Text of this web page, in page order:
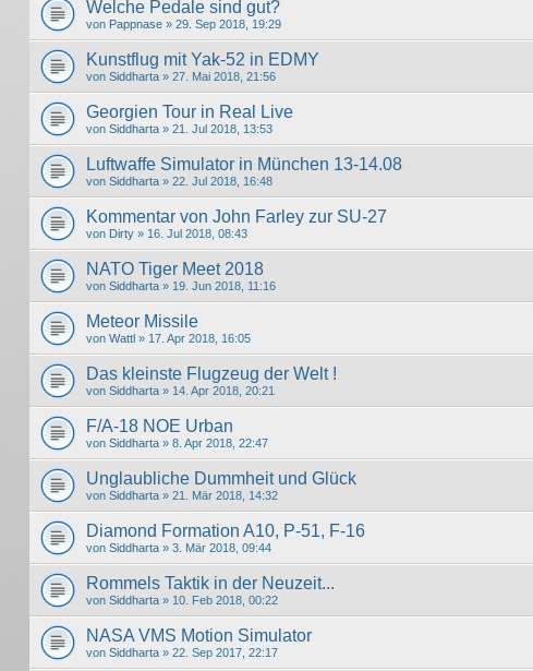
Welche Pedale sind gut?
von Pappnase » 29. Sep 2018, 19:29
Kunstflug mit Yak-52 in EDMY
von Siddharta » 27. Mai 2018, 21:56
Georgien Tour in Real Live
von Siddharta » 21. Jul 2018, 13:53
Luftwaffe Simulator in München 13-14.08
von Siddharta » 22. Jul 2018, 16:48
Kommentar von John Farley zur SU-27
von Dirty » 16. Jul 2018, 08:43
NATO Tiger Meet 2018
von Siddharta » 19. Jun 2018, 11:16
Meteor Missile
von Wattl » 17. Apr 2018, 16:05
Das kleinste Flugzeug der Welt !
von Siddharta » 14. Apr 2018, 20:21
F/A-18 NOE Urban
von Siddharta » 8. Apr 2018, 22:47
Unglaubliche Dummheit und Glück
von Siddharta » 21. Mär 2018, 14:32
Diamond Formation A10, P-51, F-16
von Siddharta » 3. Mär 2018, 09:44
Rommels Taktik in der Neuzeit...
von Siddharta » 10. Feb 2018, 00:22
NASA VMS Motion Simulator
von Siddharta » 22. Sep 2017, 22:17